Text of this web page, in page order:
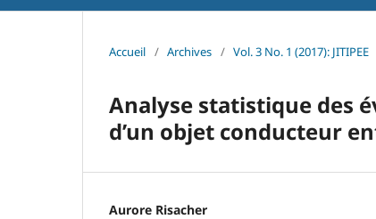
Accueil / Archives / Vol. 3 No. 1 (2017): JITIPEE
Analyse statistique des
d’un objet conducteur
Aurore Risacher